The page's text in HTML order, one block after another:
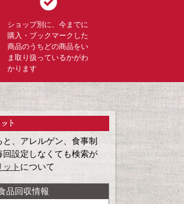
ショップ別に、今までに
購入・ブックマークした
商品のうちどの商品をい
ま取り扱っているかがわ
かります
、アレルゲン、食事制
回設定しなくても検索が
ットについて
品回収情報